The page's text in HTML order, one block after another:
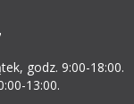
godz. 9:00-18:00.
13:00.